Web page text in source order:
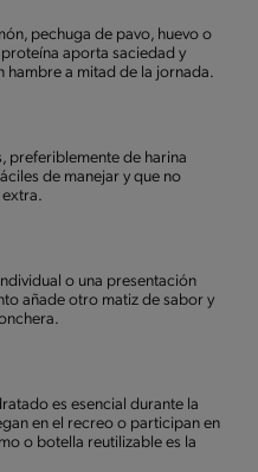
pechuga de pavo, huevo o
aporta saciedad y
hambre a mitad de la jornada.
preferiblemente de harina
de manejar y que no
o una presentación
añade otro matiz de sabor y
es esencial durante la
en el recreo o participan en
o botella reutilizable es la